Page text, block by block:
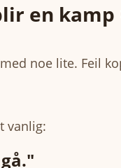
en kamp
noe lite. Feil
vanlig: